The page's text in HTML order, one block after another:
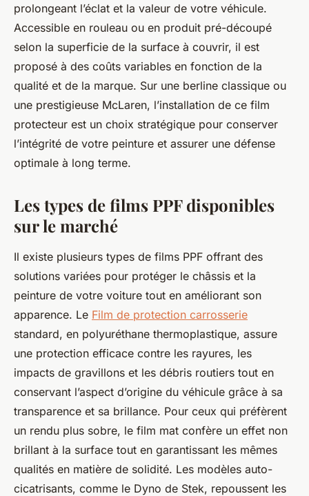
prolongeant l’éclat et la valeur de votre véhicule.
Accessible en rouleau ou en produit pré-découpé
selon la superficie de la surface à couvrir, il est
proposé à des coûts variables en fonction de la
qualité et de la marque. Sur une berline classique ou
une prestigieuse McLaren, l’installation de ce film
protecteur est un choix stratégique pour conserver
l’intégrité de votre peinture et assurer une défense
optimale à long terme.
Les types de films PPF disponibles
sur le marché
Il existe plusieurs types de films PPF offrant des
solutions variées pour protéger le châssis et la
peinture de votre voiture tout en améliorant son
apparence. Le Film de protection carrosserie
standard, en polyuréthane thermoplastique, assure
une protection efficace contre les rayures, les
impacts de gravillons et les débris routiers tout en
conservant l’aspect d’origine du véhicule grâce à sa
transparence et sa brillance. Pour ceux qui préfèrent
un rendu plus sobre, le film mat confère un effet non
brillant à la surface tout en garantissant les mêmes
qualités en matière de solidité. Les modèles auto-
cicatrisants, comme le Dyno de Stek, repoussent les